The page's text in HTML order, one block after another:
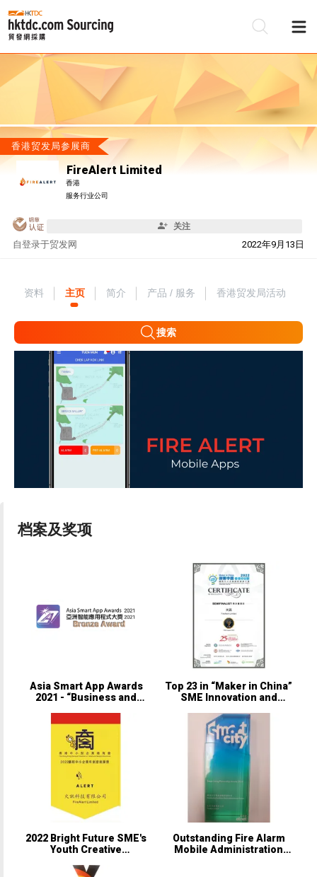
香港贸发局参展商
FireAlert Limited
香港
服务行业公司
关注
自 2022年9月13日
登录于贸发网
资料 主页 简介 产品 / 服务 香港贸发局活动
搜索
档案及奖项
Asia Smart App Awards
2021 - “Business and
Top 23 in “Maker in China”
SME Innovation and
Contest – Hong Kong
Chapter
2022 Bright Future SME's
Youth Creative
Outstanding Fire Alarm
Mobile Administration